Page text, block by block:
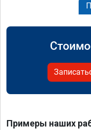
Примеры наших